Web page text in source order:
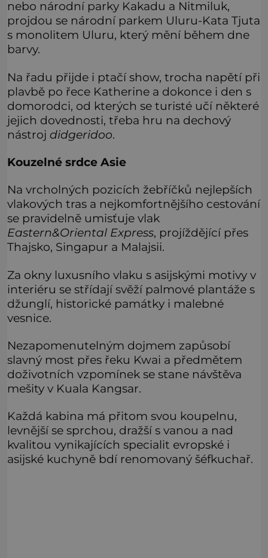
nebo národní parky Kakadu a Nitmiluk,
projdou se národní parkem Uluru-Kata Tjuta
s monolitem Uluru, který mění během dne
barvy.
Na řadu přijde i ptačí show, trocha napětí při
plavbě po řece Katherine a dokonce i den s
domorodci, od kterých se turisté učí některé
jejich dovednosti, třeba hru na dechový
nástroj didgeridoo.
Kouzelné srdce Asie
Na vrcholných pozicích žebříčků nejlepších
vlakových tras a nejkomfortnějšího cestování
se pravidelně umisťuje vlak
Eastern&Oriental Express, projíždějící přes
Thajsko, Singapur a Malajsii.
Za okny luxusního vlaku s asijskými motivy v
interiéru se střídají svěží palmové plantáže s
džunglí, historické památky i malebné
vesnice.
Nezapomenutelným dojmem zapůsobí
slavný most přes řeku Kwai a předmětem
doživotních vzpomínek se stane návštěva
mešity v Kuala Kangsar.
Každá kabina má přitom svou koupelnu,
levnější se sprchou, dražší s vanou a nad
kvalitou vynikajících specialit evropské i
asijské kuchyně bdí renomovaný šéfkuchař.